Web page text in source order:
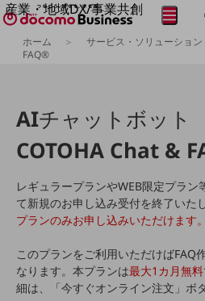
AIチャットボット
COTOHA Chat &
レギュラープランやWEB限定プラ
て新規のお申し込み受付を終了いた
プランのみお申し込みいただけます。
このプランをご利用いただけばFAQ
なります。本プランは最大1カ月無料
細は、「今すぐオンライン注文」ボ
産業・地域DX/事業共創
OPEN HUB for Plural Futures
自律・分散・協調型社会の実現を目指し、
記事コンテンツ
プレイヤー(カタリスト/パートナー企業)
事例
Smart World
産業・地域DXプラットフォーマーとして
企業と地域が持続成長する社会を目指します
Smart City
Smart Healthcare
Smart Industry
Smart Mobility
Smart Worksite
メニュ
開く
取り組みを検索
ホーム サービス・ソリューション
FAQ®